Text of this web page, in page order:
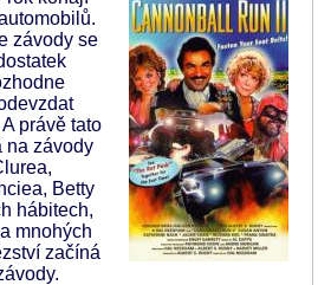
závody se
právě tato
na závody
Betty
hábitech,
mnohých
začíná